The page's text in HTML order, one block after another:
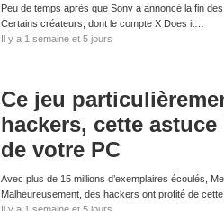
Peu de temps après que Sony a annoncé la fin
Certains créateurs, dont le compte X Does it…
Il y a 1 semaine et 5 jours
Ce jeu
hackers, cette
de votre PC
Avec plus de 15 millions d’exemplaires écoulés,
Malheureusement, des hackers ont profité de